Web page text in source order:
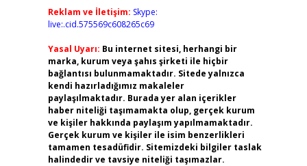
Reklam ve İletişim: Skype:
live:.cid.575569c608265c69
Yasal Uyarı: Bu internet sitesi, herhangi bir
marka, kurum veya şahıs şirketi ile hiçbir
bağlantısı bulunmamaktadır. Sitede yalnızca
kendi hazırladığımız makaleler
paylaşılmaktadır. Burada yer alan içerikler
haber niteliği taşımamakta olup, gerçek kurum
ve kişiler hakkında paylaşım yapılmamaktadır.
Gerçek kurum ve kişiler ile isim benzerlikleri
tamamen tesadüfidir. Sitemizdeki bilgiler taslak
halindedir ve tavsiye niteliği taşımazlar.